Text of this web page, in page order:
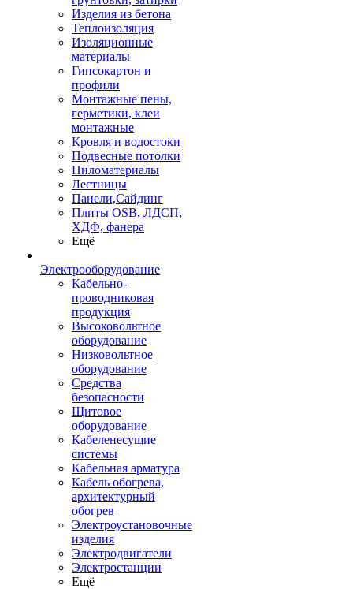
Изделия из бетона
Теплоизоляция
Изоляционные
материалы
Гипсокартон и
профили
Монтажные пены,
герметики, клеи
монтажные
Кровля и водостоки
Подвесные потолки
Пиломатериалы
Лестницы
Панели,Сайдинг
Плиты OSB, ЛДСП,
ХДФ, фанера
Ещё
Электрооборудование
Кабельно-
проводниковая
продукция
Высоковольтное
оборудование
Низковольтное
оборудование
Средства
безопасности
Щитовое
оборудование
Кабеленесущие
системы
Кабельная арматура
Кабель обогрева,
архитектурный
обогрев
Электроустановочные
изделия
Электродвигатели
Электростанции
Ещё